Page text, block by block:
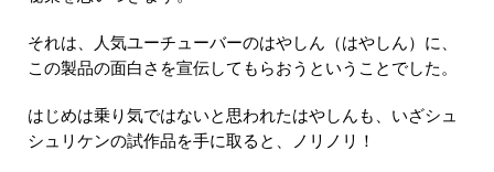
それは、人気ユーチューバーのはやしん（はやしん）に、
この製品の面白さを宣伝してもらおうということでした。
はじめは乗り気ではないと思われたはやしんも、いざシュ
シュリケンの試作品を手に取ると、ノリノリ！